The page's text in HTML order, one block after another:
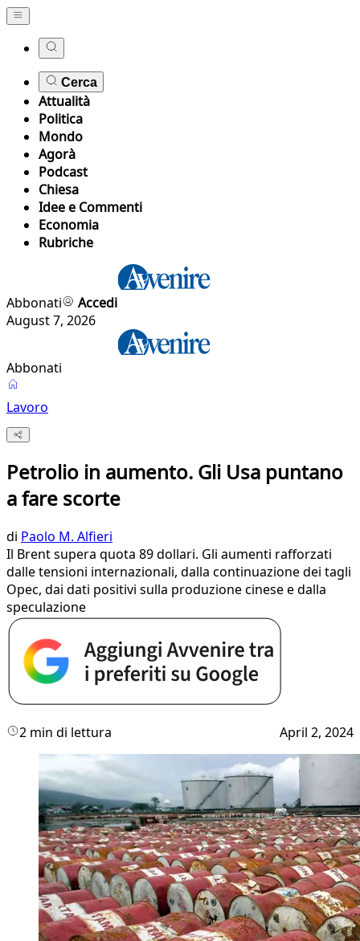
Cerca
Attualità
Politica
Mondo
Agorà
Podcast
Chiesa
Idee e Commenti
Economia
Rubriche
Abbonati
Accedi
August 7, 2026
Abbonati
Lavoro
Petrolio in aumento. Gli Usa puntano
a fare scorte
di Paolo M. Alfieri
Il Brent supera quota 89 dollari. Gli aumenti rafforzati
dalle tensioni internazionali, dalla continuazione dei tagli
Opec, dai dati positivi sulla produzione cinese e dalla
speculazione
2 min di lettura April 2, 2024